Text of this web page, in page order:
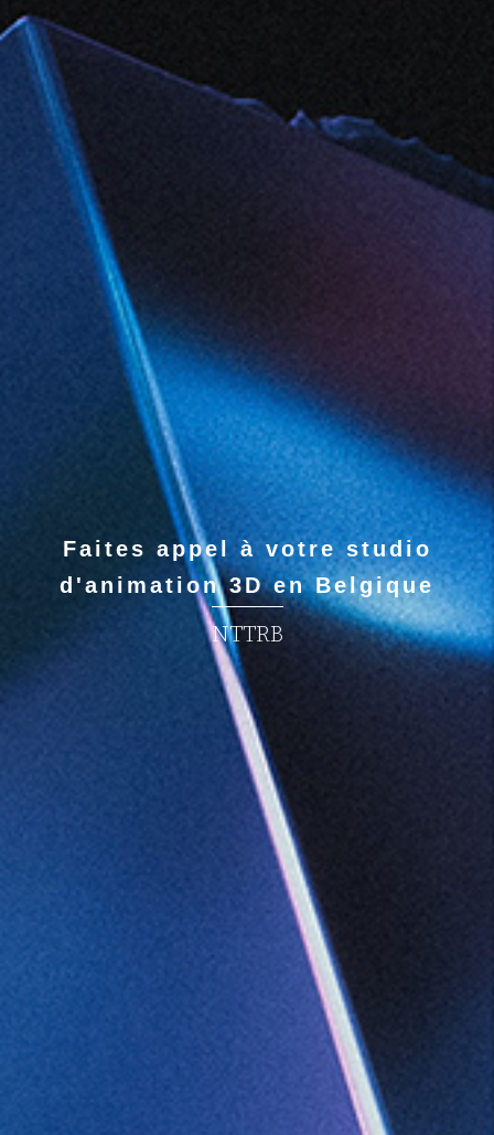
Faites appel à votre studio
d'animation 3D en Belgique
NTTRB